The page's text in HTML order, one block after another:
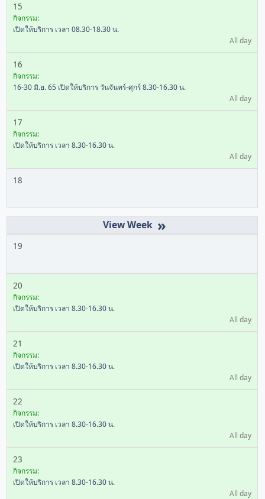
15
กิจกรรม:
เปิดให้บริการ เวลา 08.30-18.30 น.
All day
16
กิจกรรม:
16-30 มิ.ย. 65 เปิดให้บริการ วันจันทร์-ศุกร์ 8.30-16.30 น.
All day
17
กิจกรรม:
เปิดให้บริการ เวลา 8.30-16.30 น.
All day
18
»
19
20
กิจกรรม:
เปิดให้บริการ เวลา 8.30-16.30 น.
All day
21
กิจกรรม:
เปิดให้บริการ เวลา 8.30-16.30 น.
All day
22
กิจกรรม:
เปิดให้บริการ เวลา 8.30-16.30 น.
All day
23
กิจกรรม:
เปิดให้บริการ เวลา 8.30-16.30 น.
All day